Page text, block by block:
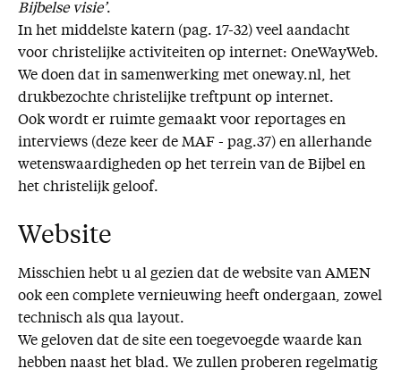
Bijbelse visie’.
In het middelste katern (pag. 17-32) veel aandacht
voor christelijke activiteiten op internet: OneWayWeb.
We doen dat in samenwerking met oneway.nl, het
drukbezochte christelijke treftpunt op internet.
Ook wordt er ruimte gemaakt voor reportages en
interviews (deze keer de MAF - pag.37) en allerhande
wetenswaardigheden op het terrein van de Bijbel en
het christelijk geloof.
Website
Misschien hebt u al gezien dat de website van AMEN
ook een complete vernieuwing heeft ondergaan, zowel
technisch als qua layout.
We geloven dat de site een toegevoegde waarde kan
hebben naast het blad. We zullen proberen regelmatig